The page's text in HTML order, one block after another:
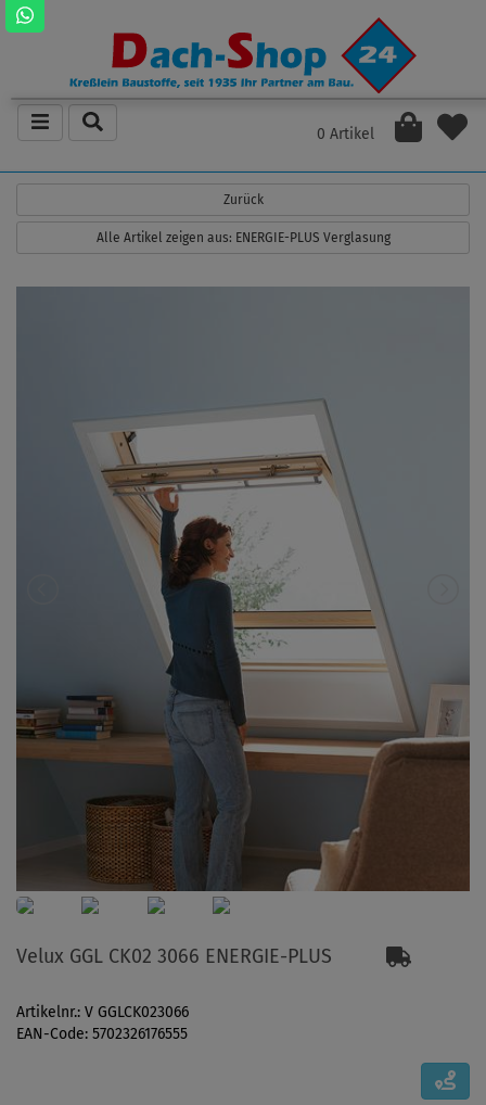
0 Artikel
Zurück
Alle Artikel zeigen aus: ENERGIE-PLUS Verglasung
Velux GGL CK02 3066 ENERGIE-PLUS
Artikelnr.: V GGLCK023066
EAN-Code: 5702326176555